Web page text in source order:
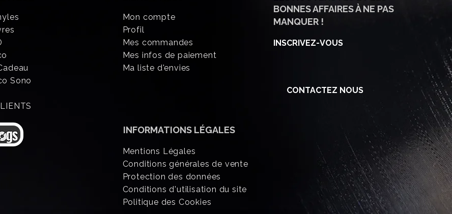
Sono
Mon compte
Profil
Mes commandes
Mes infos de paiement
Ma liste d'envies
INFORMATIONSLÉGALES
Mentions Légales
Conditions générales de vente
Protection des données
Conditions d'utilisation du site
Politique des Cookies
BONNES AFFAIRES À NE PAS
MANQUER !
INSCRIVEZ-VOUS
CONTACTEZ NOUS